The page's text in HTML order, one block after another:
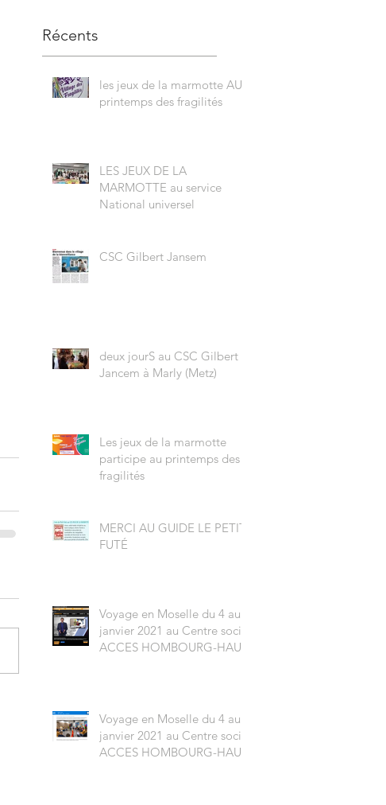
Récents
les jeux de la marmotte AU
printemps des fragilités
LES JEUX DE LA
MARMOTTE au service
National universel
CSC Gilbert Jansem
deux jourS au CSC Gilbert
Jancem à Marly (Metz)
Les jeux de la marmotte
participe au printemps des
fragilités
MERCI AU GUIDE LE PETIT-
FUTÉ
Voyage en Moselle du 4 au 8
janvier 2021 au Centre social
ACCES HOMBOURG-HAUT
Voyage en Moselle du 4 au 8
janvier 2021 au Centre social
ACCES HOMBOURG-HAUT